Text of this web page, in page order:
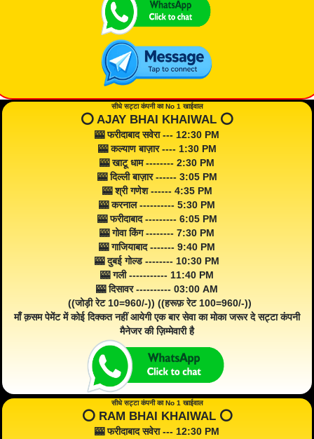
सीधे सट्टा कंपनी का No 1 खाईवाल
⭕️ AJAY BHAI KHAIWAL ⭕️
🎰 फरीदाबाद सवेरा --- 12:30 PM
🎰 कल्याण बाज़ार ---- 1:30 PM
🎰 खाटू धाम -------- 2:30 PM
🎰 दिल्ली बाज़ार ------ 3:05 PM
🎰 श्री गणेश ------ 4:35 PM
🎰 करनाल ---------- 5:30 PM
🎰 फरीदाबाद --------- 6:05 PM
🎰 गोवा किंग -------- 7:30 PM
🎰 गाजियाबाद ------- 9:40 PM
🎰 दुबई गोल्ड -------- 10:30 PM
🎰 गली ----------- 11:40 PM
🎰 दिसावर ---------- 03:00 AM
((जोड़ी रेट 10=960/-)) ((हरूफ़ रेट 100=960/-))
माँ क़सम पेमेंट में कोई दिक्कत नहीं आयेगी एक बार सेवा का मोका जरूर दे सट्टा कंपनी
मैनेजर की ज़िम्मेवारी है
सीधे सट्टा कंपनी का No 1 खाईवाल
⭕️ RAM BHAI KHAIWAL ⭕️
🎰 फरीदाबाद सवेरा --- 12:30 PM